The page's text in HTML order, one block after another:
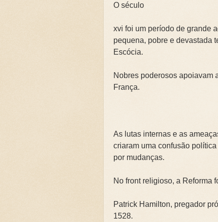
💍CASAMENTO SEM
💍CASAMENTO SEM
JARDIM SEM CERCA:
REVELANDO O
Curso: Teologia Bíblica
Curso Completo:
Curso: Ezequiel: A
Curso: Êxodo: A Jornada
Curso: Teologia Bíblica
Curso: Quando a Glória
Curso Completo: Teologia
A Fé Define seus Limites
O século
xvi foi um período de grande
pequena, pobre e devastada
Escócia.
Nobres poderosos apoiavam
França.
As lutas internas e as
criaram uma confusão
por mudanças.
No front religioso, a Reforma
Patrick Hamilton, pregador
1528.